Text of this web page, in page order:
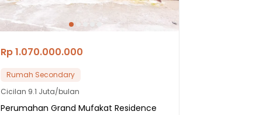
Rp 1.070.000.000
Rumah Secondary
Cicilan 9.1 Juta/bulan
Perumahan Grand Mufakat Residence